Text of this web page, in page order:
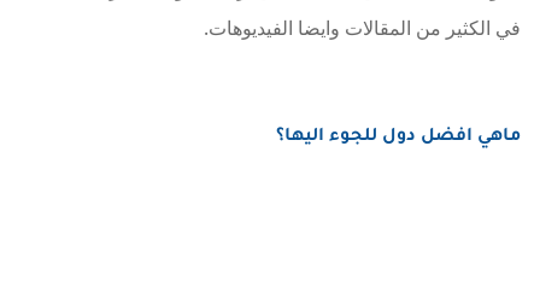
في الكثير من المقالات وايضا الفيديوهات.
ماهي افضل دول للجوء اليها؟